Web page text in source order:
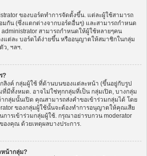
ของบอร์ดทำการจัดตั้งขึ้น. แต่ละผู้ใช้สามารถ
มกัน (ซึ่งแตกต่างจากบอร์ดอื่นๆ) และสามารถกำหนด
สามารถกำหนดให้ผู้ใช้หลายๆคน
งแต่ละ บอร์ดได้ง่ายขึ้น หรืออนุญาตให้สมาชิกในกลุ่ม
ว, ฯลฯ.
?
ลิงค์ กลุ่มผู้ใช้ ที่ด้านบนของแต่ละหน้า (ขึ้นอยู่กับรูป
มีทั้งหมด. อาจไม่ใช่ทุกกลุ่มที่เป็น กลุ่มเปิด, บางกลุ่ม
กลุ่มนั้นเปิด คุณสามารถส่งคำขอเข้าร่วมกลุ่มได้ โดย
ของกลุ่มผู้ใช้นั้นจะต้องทำการอนุญาตให้คุณเสีย
การเข้าร่วมกลุ่มผู้ใช้. กรุณาอย่ารบกวน moderator
องคุณ ด้วยเหตุผลบางประการ.
หน้ากลุ่ม?